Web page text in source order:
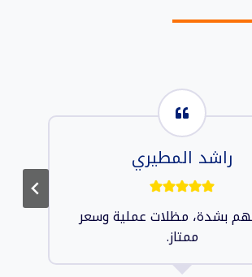
راشد المطيري
بشدة، مظلات عملية وسعر
ممتاز.